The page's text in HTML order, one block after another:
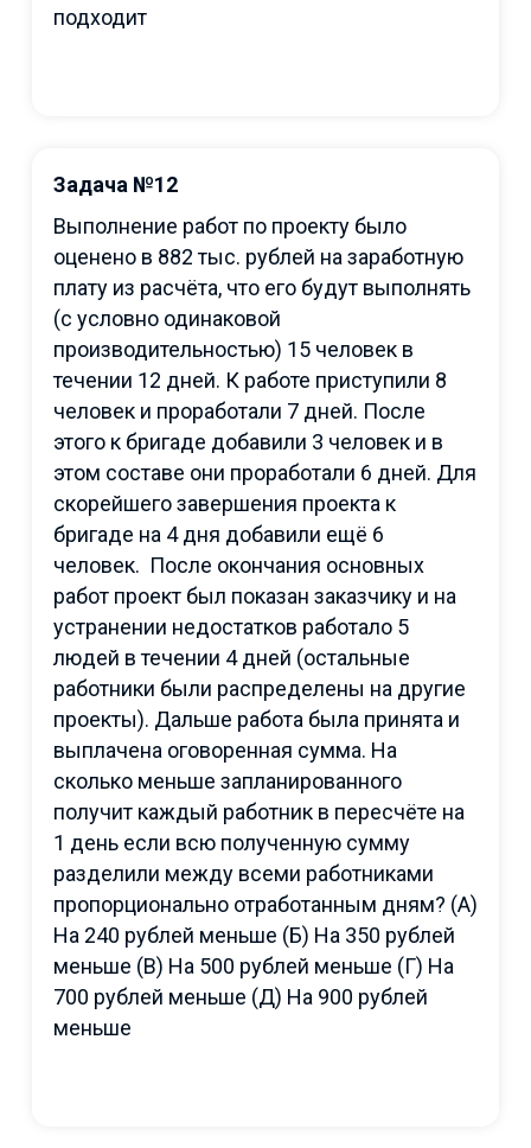
подходит
Задача №12
Выполнение работ по проекту было
оценено в 882 тыс. рублей на заработную
плату из расчёта, что его будут выполнять
(с условно одинаковой
производительностью) 15 человек в
течении 12 дней. К работе приступили 8
человек и проработали 7 дней. После
этого к бригаде добавили 3 человек и в
этом составе они проработали 6 дней. Для
скорейшего завершения проекта к
бригаде на 4 дня добавили ещё 6
человек. После окончания основных
работ проект был показан заказчику и на
устранении недостатков работало 5
людей в течении 4 дней (остальные
работники были распределены на другие
проекты). Дальше работа была принята и
выплачена оговоренная сумма. На
сколько меньше запланированного
получит каждый работник в пересчёте на
1 день если всю полученную сумму
разделили между всеми работниками
пропорционально отработанным дням? (A)
На 240 рублей меньше (Б) На 350 рублей
меньше (В) На 500 рублей меньше (Г) На
700 рублей меньше (Д) На 900 рублей
меньше